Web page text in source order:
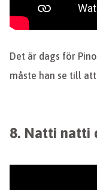
Det är dags för
måste han se till
8. Natti natti